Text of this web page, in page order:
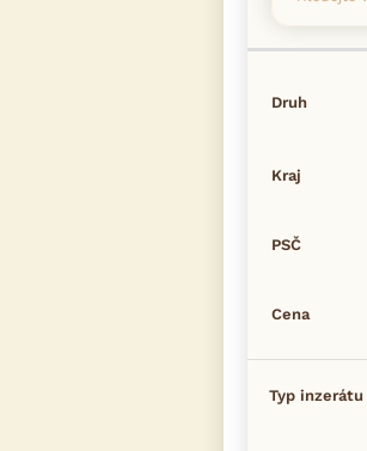
Druh
Kraj
PSČ
Cena
Typ inzerátu